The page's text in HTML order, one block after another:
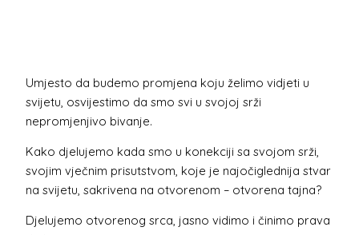
Umjesto da budemo promjena koju želimo vidjeti u
svijetu, osvijestimo da smo svi u svojoj srži
nepromjenjivo bivanje.
Kako djelujemo kada smo u konekciji sa svojom srži,
svojim vječnim prisutstvom, koje je najočiglednija stvar
na svijetu, sakrivena na otvorenom – otvorena tajna?
Djelujemo otvorenog srca, jasno vidimo i činimo prava